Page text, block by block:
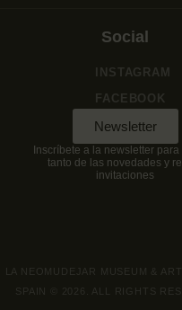
Social
INSTAGRAM
FACEBOOK
Newsletter
Inscríbete a la newsletter para
tanto de las novedades y
invitaciones
LA NEOMUDEJAR MUSEUM & ART
SPAIN © 2026. ALL RIGHTS